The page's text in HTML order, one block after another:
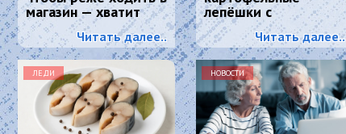
магазин — хватит
надолго
Читать далее..
лепёшки с
хрустящей корочкой
и тягучим сыром
Читать далее..
ЛЕДИ НОВОСТИ